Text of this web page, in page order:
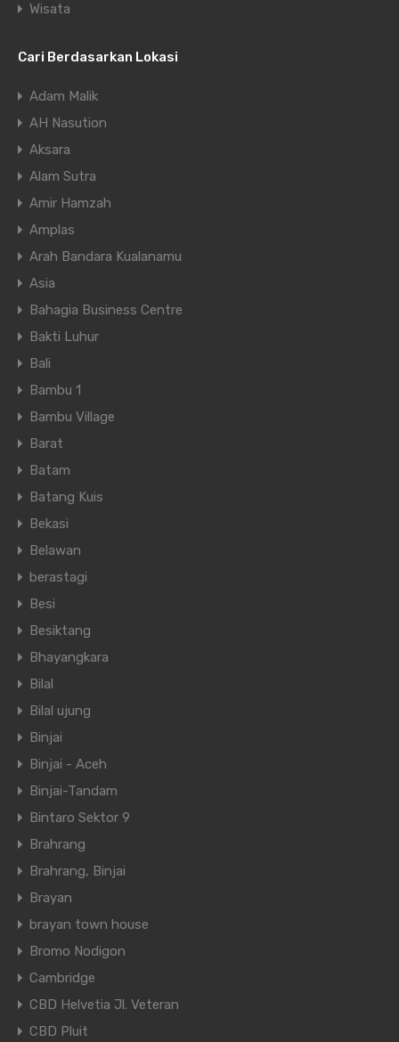
Wisata
Cari Berdasarkan Lokasi
Adam Malik
AH Nasution
Aksara
Alam Sutra
Amir Hamzah
Amplas
Arah Bandara Kualanamu
Asia
Bahagia Business Centre
Bakti Luhur
Bali
Bambu 1
Bambu Village
Barat
Batam
Batang Kuis
Bekasi
Belawan
berastagi
Besi
Besiktang
Bhayangkara
Bilal
Bilal ujung
Binjai
Binjai - Aceh
Binjai-Tandam
Bintaro Sektor 9
Brahrang
Brahrang, Binjai
Brayan
brayan town house
Bromo Nodigon
Cambridge
CBD Helvetia Jl. Veteran
CBD Pluit